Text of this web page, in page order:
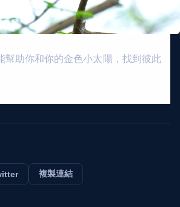
幫助你和你的金色小太陽，找到彼此
複製連結